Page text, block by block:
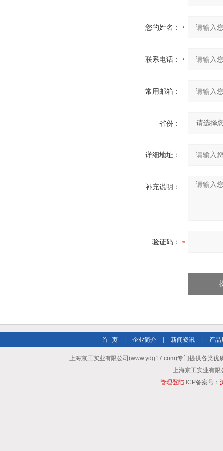
您的姓名：
联系电话：
常用邮箱：
省份：
详细地址：
补充说明：
验证码：
首 页 企业简介 新闻资讯 产品
上海京工实业有限公司(www.ydg17.com)专门提供各类优
上海京工实业有限
管理登陆ICP备案号：